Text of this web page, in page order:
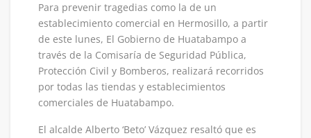
Para prevenir tragedias como la de un
establecimiento comercial en Hermosillo, a partir
de este lunes, El Gobierno de Huatabampo a
través de la Comisaría de Seguridad Pública,
Protección Civil y Bomberos, realizará recorridos
por todas las tiendas y establecimientos
comerciales de Huatabampo.
El alcalde Alberto ‘Beto’ Vázquez resaltó que es